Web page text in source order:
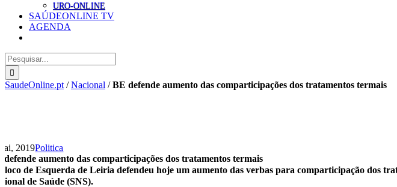
URO-ONLINE
SAÚDEONLINE TV
AGENDA
Pesquisar
SaudeOnline.pt /Nacional /BE defende aumento das comparticipações dos tratamentos termais
2019Politica
defende aumento das comparticipações dos tratamentos termais
de Esquerda de Leiria defendeu hoje um aumento das verbas para comparticipação dos
de Saúde (SNS).